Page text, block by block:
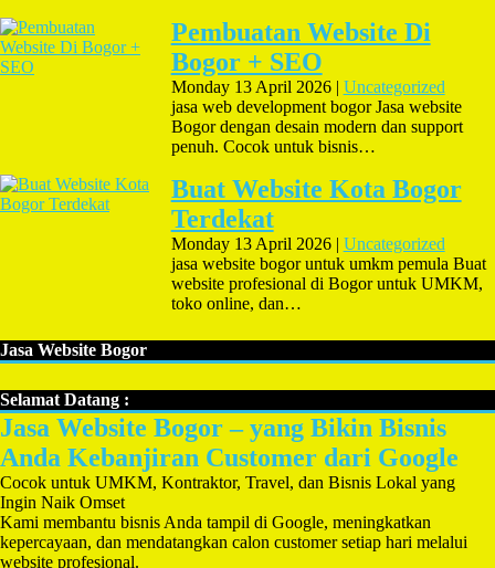
Pembuatan Website Di
Bogor + SEO
Monday 13 April 2026 | Uncategorized
jasa web development bogor Jasa website
Bogor dengan desain modern dan support
penuh. Cocok untuk bisnis…
Buat Website Kota Bogor
Terdekat
Monday 13 April 2026 | Uncategorized
jasa website bogor untuk umkm pemula Buat
website profesional di Bogor untuk UMKM,
toko online, dan…
Jasa Website Bogor
Selamat Datang :
Jasa Website Bogor – yang Bikin Bisnis
Anda Kebanjiran Customer dari Google
Cocok untuk UMKM, Kontraktor, Travel, dan Bisnis Lokal yang
Ingin Naik Omset
Kami membantu bisnis Anda tampil di Google, meningkatkan
kepercayaan, dan mendatangkan calon customer setiap hari melalui
website profesional.